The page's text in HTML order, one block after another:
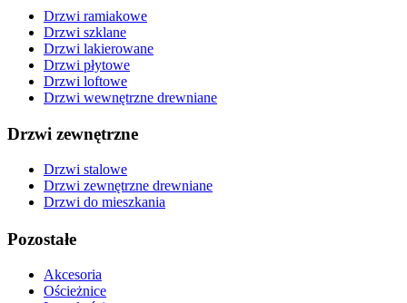
Drzwi ramiakowe
Drzwi szklane
Drzwi lakierowane
Drzwi płytowe
Drzwi loftowe
Drzwi wewnętrzne drewniane
Drzwi zewnętrzne
Drzwi stalowe
Drzwi zewnętrzne drewniane
Drzwi do mieszkania
Pozostałe
Akcesoria
Ościeżnice